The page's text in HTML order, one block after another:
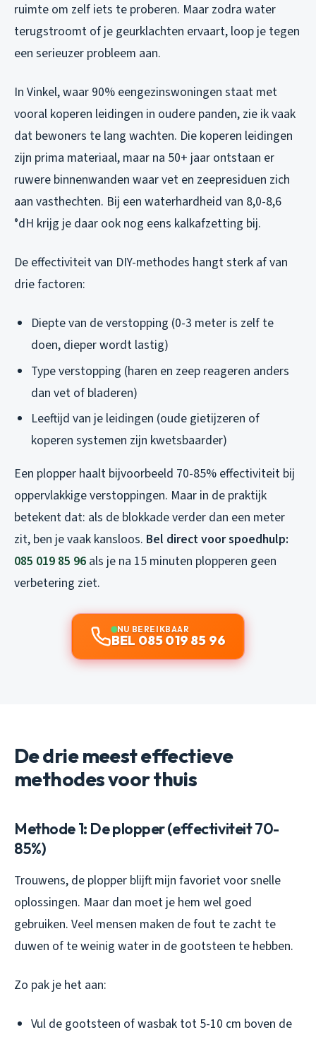
ruimte om zelf iets te proberen. Maar zodra water
terugstroomt of je geurklachten ervaart, loop je tegen
een serieuzer probleem aan.
In Vinkel, waar 90% eengezinswoningen staat met
vooral koperen leidingen in oudere panden, zie ik vaak
dat bewoners te lang wachten. Die koperen leidingen
zijn prima materiaal, maar na 50+ jaar ontstaan er
ruwere binnenwanden waar vet en zeepresiduen zich
aan vasthechten. Bij een waterhardheid van 8,0-8,6
°dH krijg je daar ook nog eens kalkafzetting bij.
De effectiviteit van DIY-methodes hangt sterk af van
drie factoren:
Diepte van de verstopping (0-3 meter is zelf te
doen, dieper wordt lastig)
Type verstopping (haren en zeep reageren anders
dan vet of bladeren)
Leeftijd van je leidingen (oude gietijzeren of
koperen systemen zijn kwetsbaarder)
Een plopper haalt bijvoorbeeld 70-85% effectiviteit bij
oppervlakkige verstoppingen. Maar in de praktijk
betekent dat: als de blokkade verder dan een meter
zit, ben je vaak kansloos. Bel direct voor spoedhulp:
085 019 85 96 als je na 15 minuten plopperen geen
verbetering ziet.
NU BEREIKBAAR
BEL 085 019 85 96
De drie meest effectieve
methodes voor thuis
Methode 1: De plopper (effectiviteit 70-
85%)
Trouwens, de plopper blijft mijn favoriet voor snelle
oplossingen. Maar dan moet je hem wel goed
gebruiken. Veel mensen maken de fout te zacht te
duwen of te weinig water in de gootsteen te hebben.
Zo pak je het aan:
Vul de gootsteen of wasbak tot 5-10 cm boven de